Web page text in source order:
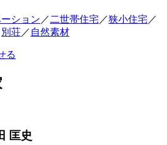
ション ／ 二世帯住宅 ／狭小住宅 ／
別荘／ 自然素材
る
匡史